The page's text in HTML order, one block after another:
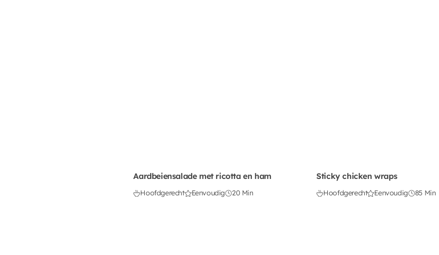
Aardbeiensalade met ricotta en ham
Hoofdgerecht Eenvoudig 20 Min
Sticky chicken wraps
Hoofdgerecht Eenvoudig 85 Min